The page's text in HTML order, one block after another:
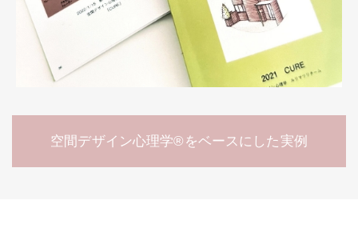
空間デザイン心理学®をベースにした実例